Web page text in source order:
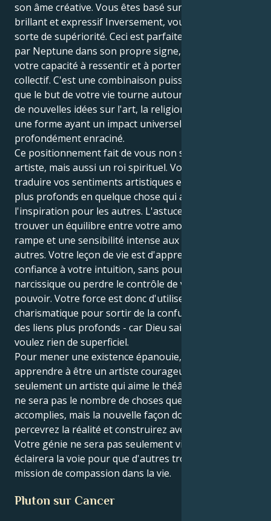
son âme créative. Vous êtes basé sur le désir d'être
brillant et expressif Inversement, vous avez une
sorte de supériorité. Ceci est parfaitement complété
par Neptune dans son propre signe, et ajoute à
votre capacité à ressentir et à porter l'inconscient
collectif. C'est une combinaison puissante qui signifie
que le but de votre vie tourne autour de la diffusion
de nouvelles idées sur l'art, la religion et l'esprit sous
une forme ayant un impact universel ou
profondément enraciné.
Ce positionnement fait de vous non seulement un
artiste, mais aussi un roi spirituel. Votre but est de
traduire vos sentiments artistiques et intérieurs les
plus profonds en quelque chose qui a du sens et de
l'inspiration pour les autres. L'astuce consiste à
trouver un équilibre entre votre amour des feux de la
rampe et une sensibilité intense aux rêves des
autres. Votre leçon de vie est d'apprendre à faire
confiance à votre intuition, sans pour autant devenir
narcissique ou perdre le contrôle de votre propre
pouvoir. Votre force est donc d'utiliser votre nature
charismatique pour sortir de la confusion et créer
des liens plus profonds - car Dieu sait que vous ne
voulez rien de superficiel.
Pour mener une existence épanouie, vous devez
apprendre à être un artiste courageux, et pas
seulement un artiste qui aime le théâtre. L'héritage
ne sera pas le nombre de choses que vous aurez
accomplies, mais la nouvelle façon dont vous
percevrez la réalité et construirez avec les autres.
Votre génie ne sera pas seulement visible - il
éclairera la voie pour que d'autres trouvent leur
mission de compassion dans la vie.
Pluton sur Cancer